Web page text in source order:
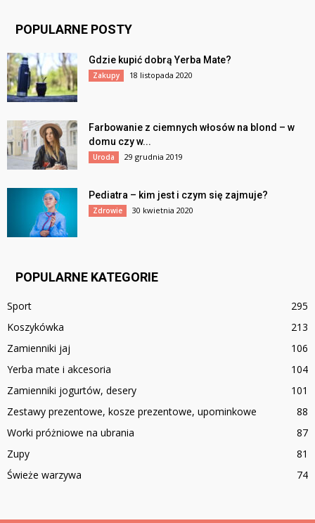
POPULARNE POSTY
Gdzie kupić dobrą Yerba Mate?
Zakupy 18 listopada 2020
Farbowanie z ciemnych włosów na blond – w
domu czy w...
Uroda 29 grudnia 2019
Pediatra – kim jest i czym się zajmuje?
Zdrowie 30 kwietnia 2020
POPULARNE KATEGORIE
Sport
295
Koszykówka
213
Zamienniki jaj
106
Yerba mate i akcesoria
104
Zamienniki jogurtów, desery
101
Zestawy prezentowe, kosze prezentowe, upominkowe
88
Worki próżniowe na ubrania
87
Zupy
81
Świeże warzywa
74